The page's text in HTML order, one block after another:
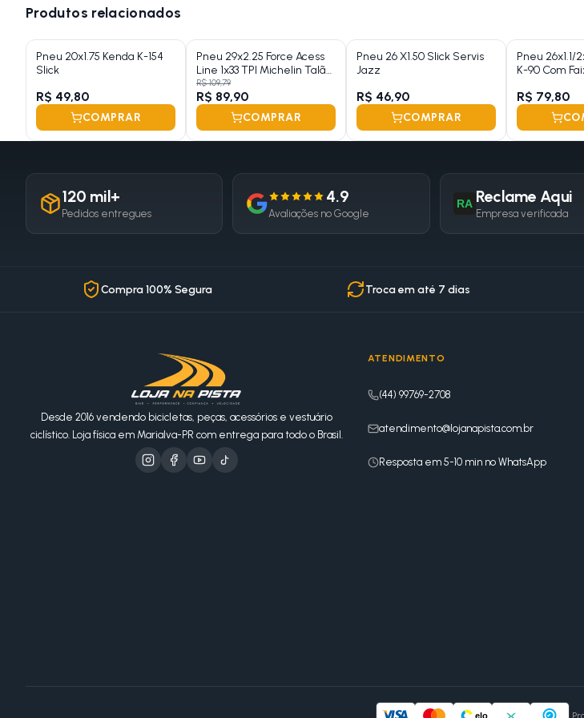
Produtos relacionados
Pneu 20x1.75 Kenda K-154
Slick
R$ 49,80
COMPRAR
Pneu 29x2.25 Force Acess
Line 1x33 TPI Michelin Talão
Rigido Preto
R$ 109,79
R$ 89,90
COMPRAR
Pneu 26 X1.50 Slick Servis
Jazz
R$ 46,90
COMPRAR
Pneu 26x1.1/
K-90 Com
R$ 79,80
120 mil+
Pedidos entregues
4.9
Avaliações no Google
RA Reclame Aqui
Empresa verificada
Compra 100% Segura Troca em até 7 dias
Desde 2016 vendendo bicicletas, peças, acessórios e vestuário
ciclístico. Loja física em Marialva-PR com entrega para todo o Brasil.
ATENDIMENTO
(44) 99769-2708
atendimento@lojanapista.com.br
Resposta em 5-10 min no WhatsApp
elo